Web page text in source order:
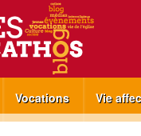
Vocations Vie